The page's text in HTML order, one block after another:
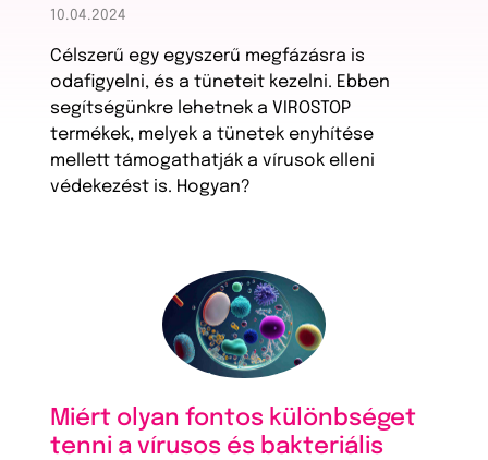
10.04.2024
Célszerű egy egyszerű megfázásra is
odafigyelni, és a tüneteit kezelni. Ebben
segítségünkre lehetnek a VIROSTOP
termékek, melyek a tünetek enyhítése
mellett támogathatják a vírusok elleni
védekezést is. Hogyan?
Miért olyan fontos különbséget
tenni a vírusos és bakteriális